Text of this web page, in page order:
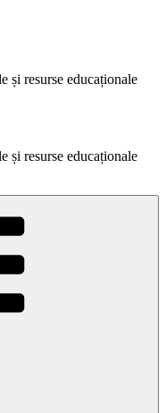
și resurse educaționale
și resurse educaționale